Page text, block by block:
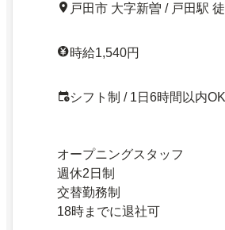
戸田市 大字新曽 / 戸田駅
時給1,540円
シフト制 / 1日6時間以内
オープニングスタッフ
週休2日制
交替勤務制
18時までに退社可